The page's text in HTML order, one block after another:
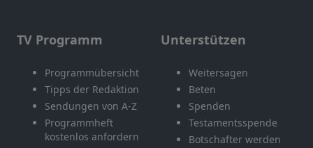
TV Programm
Programmübersicht
Tipps der Redaktion
Sendungen von A-Z
Programmheft
kostenlos anfordern
Unterstützen
Weitersagen
Beten
Spenden
Testamentsspende
Botschafter werden